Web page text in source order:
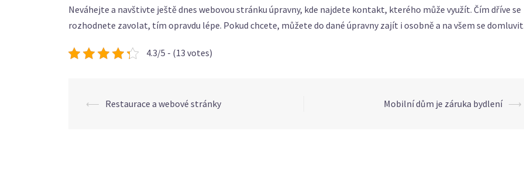
Neváhejte a navštivte ještě dnes webovou stránku úpravny, kde najdete kontakt, kterého může využít. Čím dříve se
rozhodnete zavolat, tím opravdu lépe. Pokud chcete, můžete do dané úpravny zajít i osobně a na všem se
4.3/5 - (13 votes)
Post
⟵ Restaurace a webové stránky Mobilní dům je záruka bydlení ⟶